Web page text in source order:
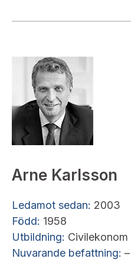
Arne Karlsson
Ledamot sedan: 2003
Född: 1958
Utbildning: Civilekonom
Nuvarande befattning: –